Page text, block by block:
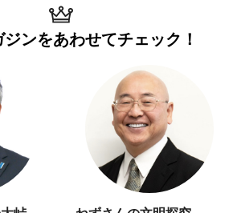
ジンをあわせてチェック！